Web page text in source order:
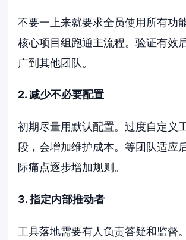
不要一上来就要求全员使用所有功
核心项目组跑通主流程。验证有效
广到其他团队。
2. 减少不必要配置
初期尽量用默认配置。过度自定义
段，会增加维护成本。等团队适应
际痛点逐步增加规则。
3. 指定内部推动者
工具落地需要有人负责答疑和监督